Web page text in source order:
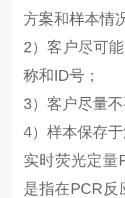
方案和样本情
2）客户尽可
称和ID号；
3）客户尽量
4）样本保存
实时荧光定量
是指在PCR反